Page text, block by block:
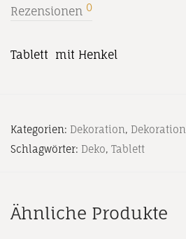
Rezensionen 0
Tablett mit Henkel
Kategorien: Dekoration, Dekoration
Schlagwörter: Deko, Tablett
Ähnliche Produkte